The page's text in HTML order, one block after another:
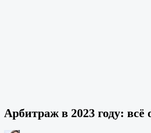
Арбитраж в 2023 году: всё